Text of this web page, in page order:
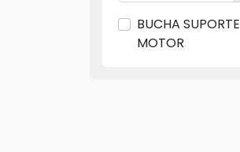
BUCHA SUPORTE
MOTOR